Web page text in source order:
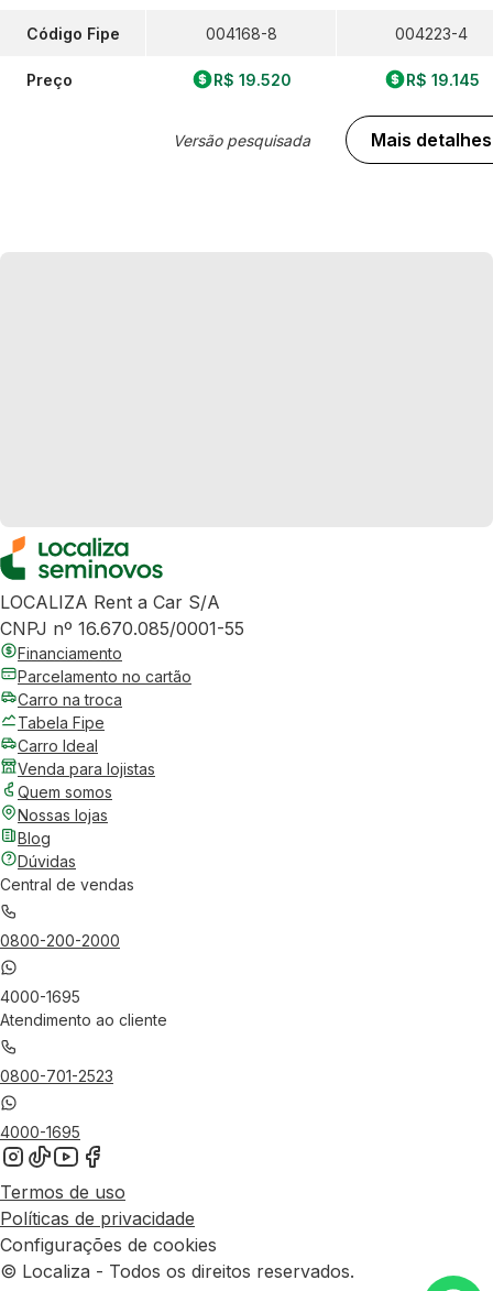
Código Fipe
Preço
004168-8
R$ 19.520
Versão pesquisada
004223-4
R$ 19.145
Mais detalhes
LOCALIZA Rent a Car S/A
CNPJ nº 16.670.085/0001-55
Financiamento
Parcelamento no cartão
Carro na troca
Tabela Fipe
Carro Ideal
Venda para lojistas
Quem somos
Nossas lojas
Blog
Dúvidas
Central de vendas
0800-200-2000
4000-1695
Atendimento ao cliente
0800-701-2523
4000-1695
Termos de uso
Políticas de privacidade
Configurações de cookies
© Localiza - Todos os direitos reservados.